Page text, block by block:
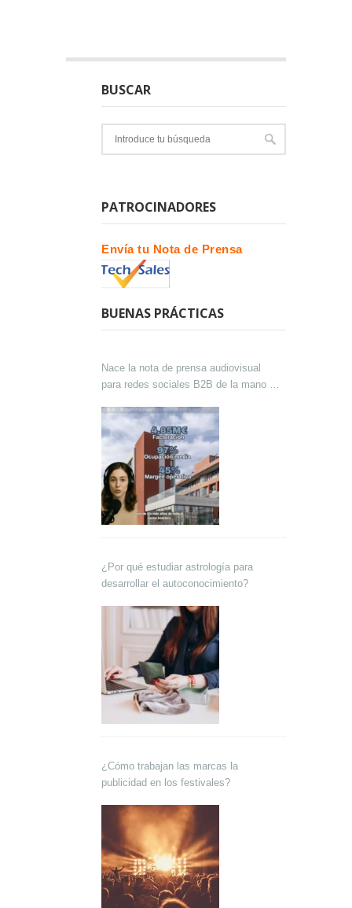
BUSCAR
PATROCINADORES
Envía tu Nota de Prensa
BUENAS PRÁCTICAS
Nace la nota de prensa audiovisual
para redes sociales B2B de la mano de
¿Por qué estudiar astrología para
desarrollar el autoconocimiento?
¿Cómo trabajan las marcas la
publicidad en los festivales?